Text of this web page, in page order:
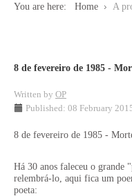
You are here: Home A
8 de fevereiro de 1985 -
Written by OP
Published: 08 February
8 de fevereiro de 1985 -
Há 30 anos faleceu o grande
relembrá-lo, aqui fica um
poeta: